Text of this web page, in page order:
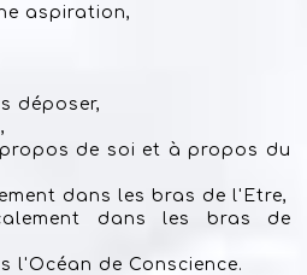
aspiration,
déposer,
de soi et à propos du
dans les bras de l'Etre,
dans les bras de
l'Océan de Conscience.